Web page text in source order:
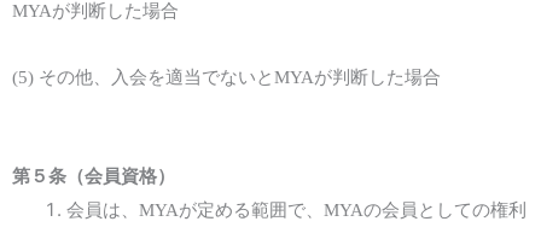
MYAが判断した場合
(5) その他、 入会を適当でないとMYAが判断した場合
第 ５条（会員資格）
会員は、MYAが定める範囲で、MYAの会員としての権利